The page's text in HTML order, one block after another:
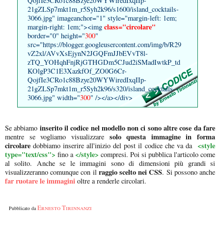
21gZLSp7mkt1m_r5Syh2k96/s1600/island_cocktails-
3066.jpg" imageanchor="1" style="margin-left: 1em;
margin-right: 1em;"><img class="circolare"
border="0" height="300"
src="https://blogger.googleusercontent.com/img/b/R29
vZ2xl/AVvXsEjynN2JGQFmJJbEVvT8l-
zTQ_YOHqhFnjRjGTHGDm5CJud2iSMadIwtkP_td
KOlgP3C1E3XazkfOf_ZO0G6Cr-
QojfIe3CRo1c88Bzye20WYWiredIxqIIp-
21gZLSp7mkt1m_r5Syh2k96/s320/island_cocktails-
3066.jpg" width="300" /></a></div>
Se abbiamo inserito il codice nel modello non ci sono altre cose da fare
mentre se vogliamo visualizzare solo questa immagine in forma
circolare dobbiamo inserire all'inizio del post il codice che va da <style
type="text/css"> fino a </style> compresi. Poi si pubblica l'articolo come
al solito. Anche se le immagini sono di dimensioni più grandi si
visualizzeranno comunque con ilraggio scelto nei CSS. Si possono anche
far ruotare le immagini oltre a renderle circolari.
Pubblicato daErnesto Tirinnanzi